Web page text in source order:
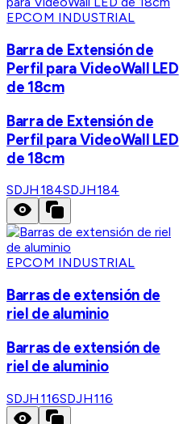
EPCOM INDUSTRIAL
Barra de Extensión de
Perfil para VideoWall LED
de 18cm
Barra de Extensión de
Perfil para VideoWall LED
de 18cm
SDJH184SDJH184
EPCOM INDUSTRIAL
Barras de extensión de
riel de aluminio
Barras de extensión de
riel de aluminio
SDJH116SDJH116